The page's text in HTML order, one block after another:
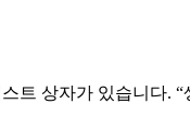
트 상자가 있습니다.